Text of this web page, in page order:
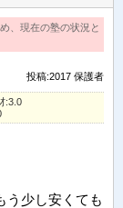
、現在の塾の状況と
投稿:2017 保護者
:3.0
う少し安くても